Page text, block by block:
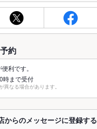
席 )
気軽にご相談下さい)
ざいません
ざいません
ざいません
ざいません
約
利です。
時まで受付
なる場合があります。
からのメッセージに登録する